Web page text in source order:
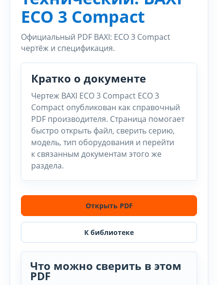
ECO 3 Compact
Официальный PDF BAXI: ECO 3 Compact
чертёж и спецификация.
Кратко о документе
Чертеж BAXI ECO 3 Compact ECO 3
Compact опубликован как справочный
PDF производителя. Страница помогает
быстро открыть файл, сверить серию,
модель, тип оборудования и перейти
к связанным документам этого же
раздела.
Открыть PDF
К библиотеке
Что можно сверить в этом
PDF